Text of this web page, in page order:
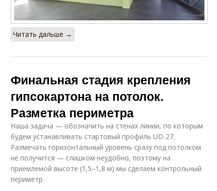
Читать дальше →
Финальная стадия крепления
гипсокартона на потолок.
Разметка периметра
Наша задача — обозначить на стенах линии, по которым
будем устанавливать стартовый профиль UD-27.
Размечать горизонтальный уровень сразу под потолком
не получится — слишком неудобно, поэтому на
приемлемой высоте (1,5–1,8 м) мы сделаем контрольный
периметр.